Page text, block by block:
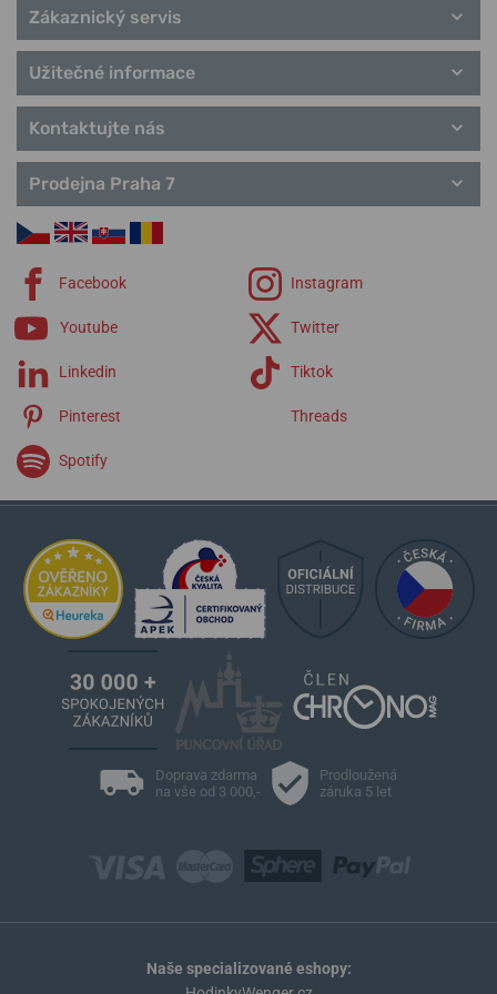
Zákaznický servis
Užitečné informace
Kontaktujte nás
Prodejna Praha 7
Facebook Instagram
Youtube Twitter
Linkedin Tiktok
Pinterest Threads
Spotify
Doprava zdarma
na vše od 3 000,-
Prodloužená
záruka 5 let
Naše specializované eshopy: